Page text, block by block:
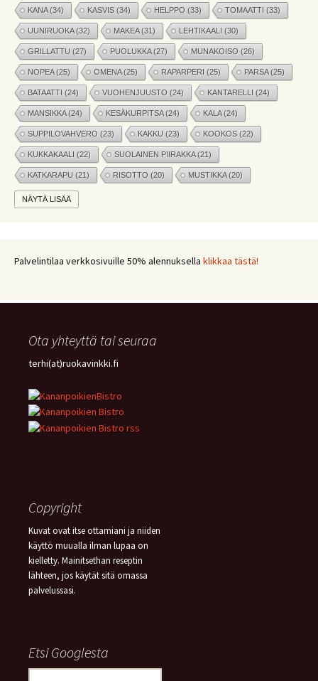
KANA(34) KASVIS (34) HELPPO (33) TOMAATTI (33)
UUNIRUOKA(32) MAKEA(31) LEHTIKAALI (30)
GRILLATTU (27) PUOLUKKA(27) MUNAKOISO (26)
NOPEA(25) OMENA(25) RAPARPERI (25) PARSA(25)
BATAATTI (24) VUOHENJUUSTO (24) KANTARELLI (24)
MANSIKKA(24) KESÄKURPITSA(24) KALA(24)
SUPPILOVAHVERO (23) KAKKU (23) KOOKOS (22)
KUKKAKAALI (22) SUOLAINEN PIIRAKKA(21)
KATKARAPU (21) RISOTTO (20) MUSTIKKA(20)
MARJAT(19)
JÄLKIRUOKA (17) PAPRIKA (17) COUSCOUS (17)
NÄYTÄ LISÄÄ
Palvelintilaa verkkosivuille 50% alennuksella klikkaa tästä!
Ota yhteyttä tai seuraa
terhi(at)ruokavinkki.fi
Copyright
Kuvat ovat itse ottamiani ja niiden
käyttö muualla ilman lupaa on
kielletty. Mainitsethan reseptin
lähteen, jos käytät sitä omassa
palvelussasi.
Etsi Googlesta